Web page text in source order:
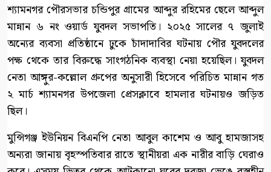
শ্যামনগর পৌরসভার চন্ডিপুর গ্রামের আব্দুর রহিমের ছেলে আব্দুল
মান্নান ৬ নং ওয়ার্ড যুবদল সভাপতি। ২০২৫ সালের ৭ জুলাই
অন্যের ব্যবসা প্রতিষ্ঠানে ঢুকে চাঁদাদাবির ঘটনায় পৌর যুবদলের
পক্ষ থেকে তার বিরুদ্ধে সাংগঠনিক ব্যবস্থা নেয়া হয়েছিল। যুবদল
নেতা আঙ্গুর-কল্লোল গ্রুপের অনুসারী হিসেবে পরিচিত মান্নান গত
২ মার্চ শ্যামনগর উপজেলা প্রেসক্লাবে হামলার ঘটনায়ও জড়িত
ছিল।
মুন্সিগঞ্জ ইউনিয়ন বিএনপি নেতা আবুল কাশেম ও আবু হামজাসহ
অন্যরা জানায় বৃহস্পতিবার রাতে স্থানীয়রা এক নারীর বাড়ি ঘেরাও